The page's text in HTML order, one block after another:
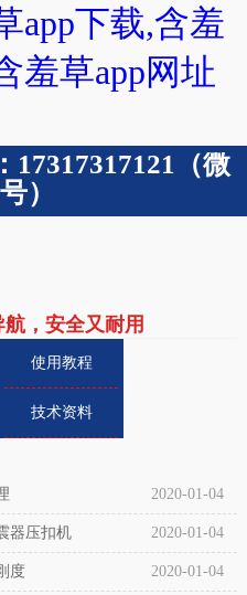
app下载,含羞
羞草app网址
17317317121（微
）
，安全又耐用
使用教程
技术资料
2020-01-04
器压扣机 2020-01-04
度 2020-01-04